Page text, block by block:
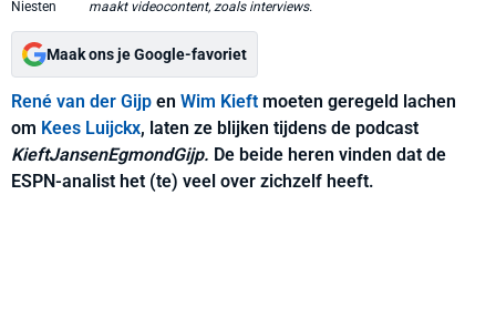
maakt videocontent, zoals interviews.
Maak ons je Google-favoriet
René van der Gijp en Wim Kieft moeten geregeld lachen
om Kees Luijckx, laten ze blijken tijdens de podcast
KieftJansenEgmondGijp. De beide heren vinden dat de
ESPN-analist het (te) veel over zichzelf heeft.